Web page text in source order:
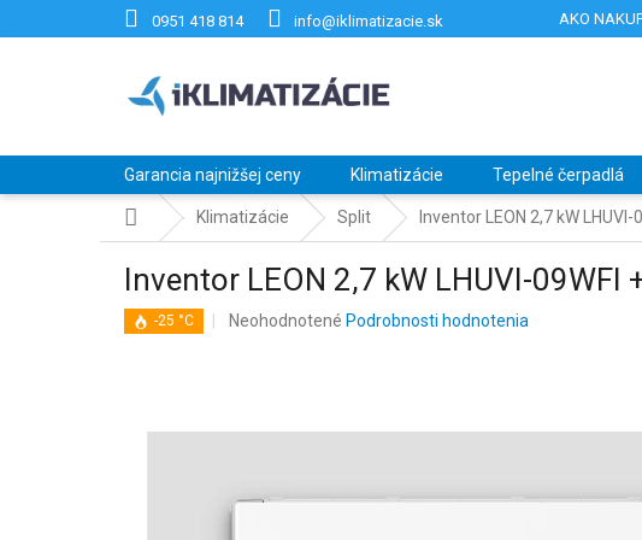
0951 418 814 info@iklimatizacie.sk AKO
Garancia najnižšej ceny Klimatizácie Tepelné čerpadlá
DomovKlimatizácie Split Inventor LEON 2,7 kW LHUVI-
Inventor LEON 2,7 kW LHUVI-09WFI
-25 °C
Priemerné
z
Neohodnotené Podrobnosti hodnotenia